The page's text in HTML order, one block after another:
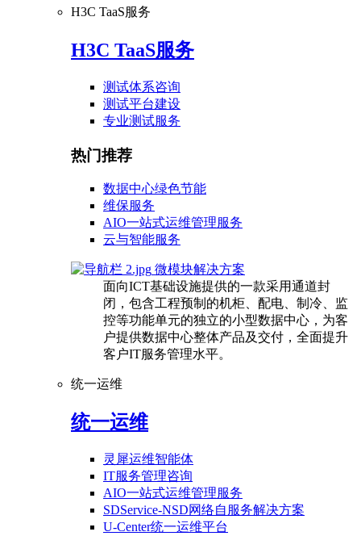
H3C TaaS服务
H3C TaaS服务
测试体系咨询
测试平台建设
专业测试服务
热门推荐
数据中心绿色节能
维保服务
AIO一站式运维管理服务
云与智能服务
微模块解决方案
面向ICT基础设施提供的一款采用通道封
闭，包含工程预制的机柜、配电、制冷、监
控等功能单元的独立的小型数据中心，为客
户提供数据中心整体产品及交付，全面提升
客户IT服务管理水平。
统一运维
统一运维
灵犀运维智能体
IT服务管理咨询
AIO一站式运维管理服务
SDService-NSD网络自服务解决方案
U-Center统一运维平台